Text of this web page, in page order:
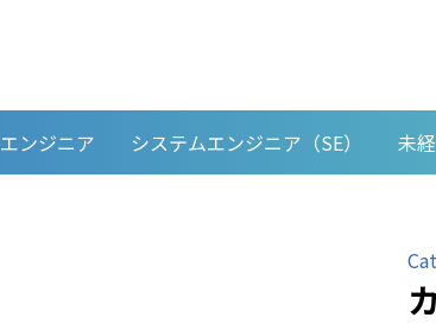
エンジニア システムエンジニア（SE） 未